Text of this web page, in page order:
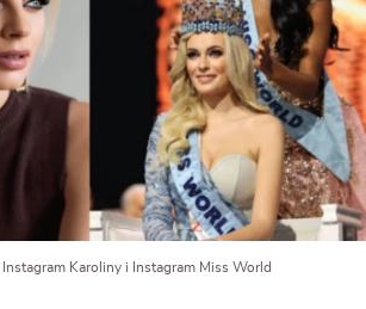
Karoliny i Instagram Miss World